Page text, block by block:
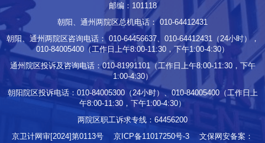
邮编：101118
朝阳、通州两院区总机电话： 010-64412431
朝阳、通州两院区咨询电话： 010-64456637、 010-64412431
（24小时），
010-84005400 （工作日上午8:00-11:30，下午1:00-4:30）
通州院区投诉及咨询电话：010-81991101 （工作日上午8:00-11:30，下午
1:00-4:30）
朝阳院区投诉电话： 010-84005300（24小时）、010-84005400（工作日上
午8:00-11:30，下午1:00-4:30）
两院区职工诉求专线： 64456200
京卫计网审[2024]第0113号 京ICP备11017250号-3
文保网安备案：